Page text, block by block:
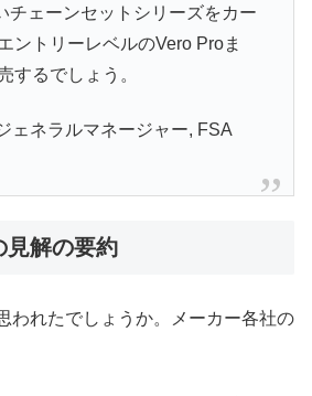
チェーンセットシリーズをカー
ントリーレベルのVero Proま
するでしょう。
ェネラルマネージャー, FSA
見解の要約
われたでしょうか。メーカー各社の